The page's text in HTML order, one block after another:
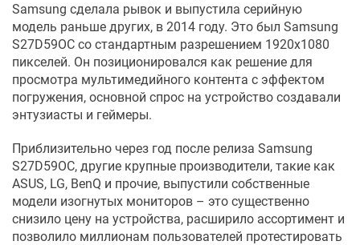
Samsung сделала рывок и выпустила серийную
модель раньше других, в 2014 году. Это был Samsung
S27D59OC со стандартным разрешением 1920х1080
пикселей. Он позиционировался как решение для
просмотра мультимедийного контента с эффектом
погружения, основной спрос на устройство создавали
энтузиасты и геймеры.
Приблизительно через год после релиза Samsung
S27D59OC, другие крупные производители, такие как
ASUS, LG, BenQ и прочие, выпустили собственные
модели изогнутых мониторов – это существенно
снизило цену на устройства, расширило ассортимент и
позволило миллионам пользователей протестировать